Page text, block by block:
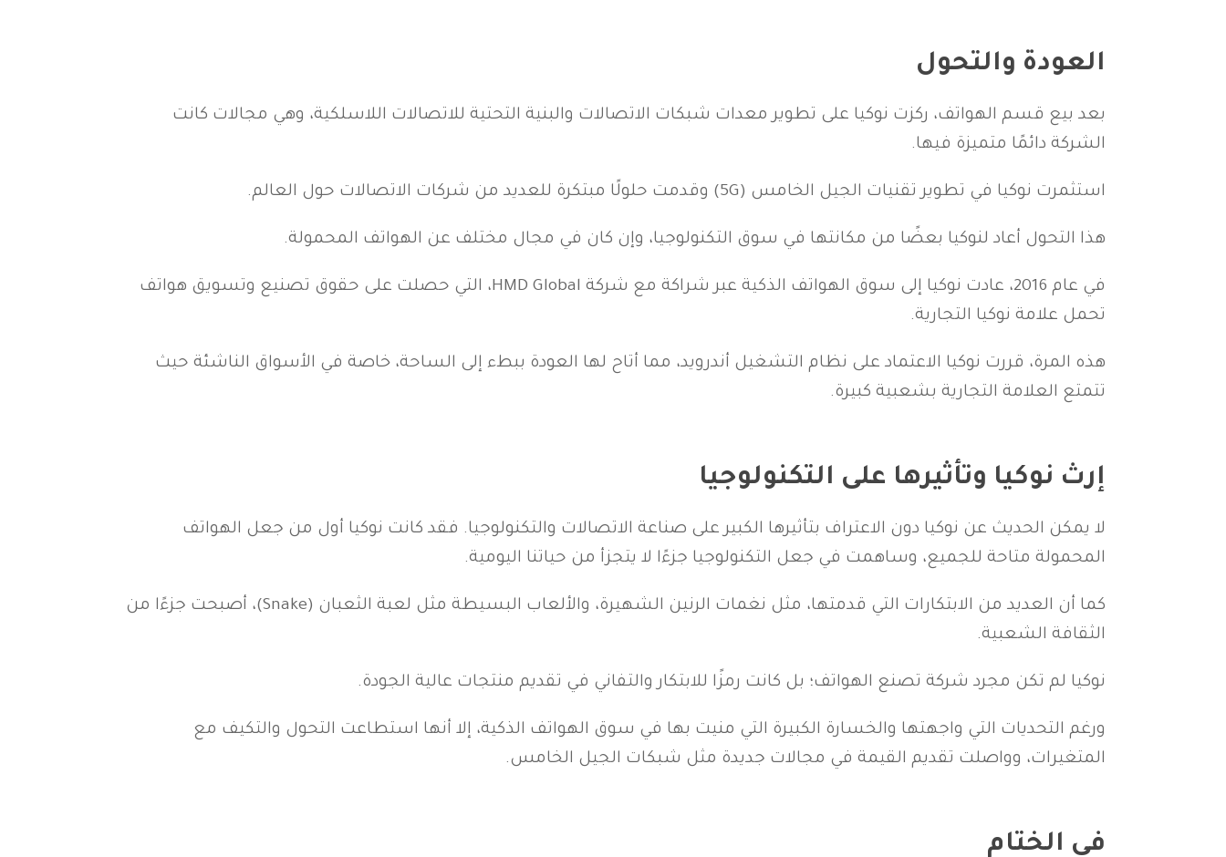
العودة والتحول
بعد بيع قسم الهواتف، ركزت نوكيا على تطوير معدات شبكات الاتصالات والبنية التحتية للاتصالات اللاسلكية، وهي مجالات كانت
الشركة دائمًا متميزة فيها.
استثمرت نوكيا في تطوير تقنيات الجيل الخامس (5G) وقدمت حلولًا مبتكرة للعديد من شركات الاتصالات حول العالم.
هذا التحول أعاد لنوكيا بعضًا من مكانتها في سوق التكنولوجيا، وإن كان في مجال مختلف عن الهواتف المحمولة.
في عام 2016، عادت نوكيا إلى سوق الهواتف الذكية عبر شراكة مع شركة HMD Global، التي حصلت على حقوق تصنيع وتسويق هواتف
تحمل علامة نوكيا التجارية.
هذه المرة، قررت نوكيا الاعتماد على نظام التشغيل أندرويد، مما أتاح لها العودة ببطء إلى الساحة، خاصة في الأسواق الناشئة حيث
تتمتع العلامة التجارية بشعبية كبيرة.
إرث نوكيا وتأثيرها على التكنولوجيا
لا يمكن الحديث عن نوكيا دون الاعتراف بتأثيرها الكبير على صناعة الاتصالات والتكنولوجيا. فقد كانت نوكيا أول من جعل الهواتف
المحمولة متاحة للجميع، وساهمت في جعل التكنولوجيا جزءًا لا يتجزأ من حياتنا اليومية.
كما أن العديد من الابتكارات التي قدمتها، مثل نغمات الرنين الشهيرة، والألعاب البسيطة مثل لعبة الثعبان (Snake)، أصبحت جزءًا من
الثقافة الشعبية.
نوكيا لم تكن مجرد شركة تصنع الهواتف؛ بل كانت رمزًا للابتكار والتفاني في تقديم منتجات عالية الجودة.
ورغم التحديات التي واجهتها والخسارة الكبيرة التي منيت بها في سوق الهواتف الذكية، إلا أنها استطاعت التحول والتكيف مع
المتغيرات، وواصلت تقديم القيمة في مجالات جديدة مثل شبكات الجيل الخامس.
في الختام